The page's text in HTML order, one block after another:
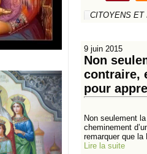
CITOYENS ET
9 juin 2015
Non
contraire,
pour
Non seulement
cheminement
remarquer que
Lire la suite